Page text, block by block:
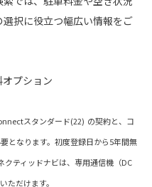
択に役立つ幅広い情報をご
プション
スタンダード(22) の契約と、コ
となります。初度登録日から5年間無
ティッドナビは、専用通信機（DC
ただけます。